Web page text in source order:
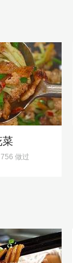
做过